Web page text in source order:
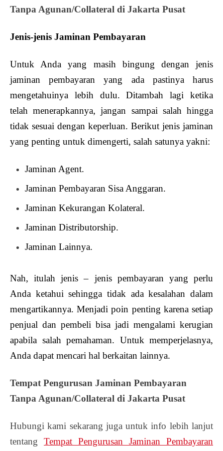
Tanpa Agunan/Collateral di Jakarta Pusat
Jenis-jenis Jaminan Pembayaran
Untuk Anda yang masih bingung dengan jenis
jaminan pembayaran yang ada pastinya harus
mengetahuinya lebih dulu. Ditambah lagi ketika
telah menerapkannya, jangan sampai salah hingga
tidak sesuai dengan keperluan. Berikut jenis jaminan
yang penting untuk dimengerti, salah satunya yakni:
Jaminan Agent.
Jaminan Pembayaran Sisa Anggaran.
Jaminan Kekurangan Kolateral.
Jaminan Distributorship.
Jaminan Lainnya.
Nah, itulah jenis – jenis pembayaran yang perlu
Anda ketahui sehingga tidak ada kesalahan dalam
mengartikannya. Menjadi poin penting karena setiap
penjual dan pembeli bisa jadi mengalami kerugian
apabila salah pemahaman. Untuk memperjelasnya,
Anda dapat mencari hal berkaitan lainnya.
Tempat Pengurusan Jaminan Pembayaran
Tanpa Agunan/Collateral di Jakarta Pusat
Hubungi kami sekarang juga untuk info lebih lanjut
tentang Tempat Pengurusan Jaminan Pembayaran